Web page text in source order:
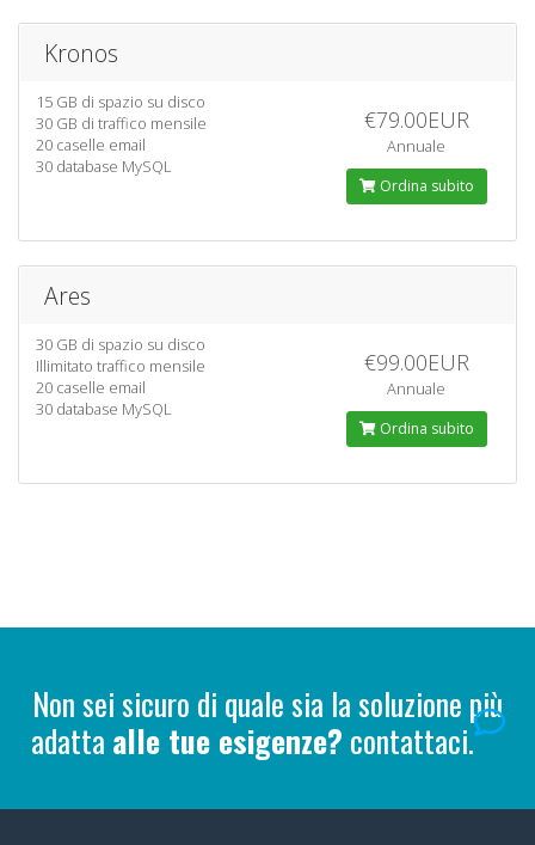
Kronos
15 GB di spazio su disco
30 GB di traffico mensile
20 caselle email
30 database MySQL
€79.00EUR
Annuale
Ordina subito
Ares
30 GB di spazio su disco
Illimitato traffico mensile
20 caselle email
30 database MySQL
€99.00EUR
Annuale
Ordina subito
Non sei sicuro di quale sia la soluzione più
adatta alle tue esigenze? contattaci.